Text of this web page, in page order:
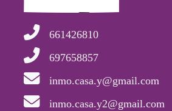
661426810
697658857
inmo.casa.y@gmail.com
inmo.casa.y2@gmail.com